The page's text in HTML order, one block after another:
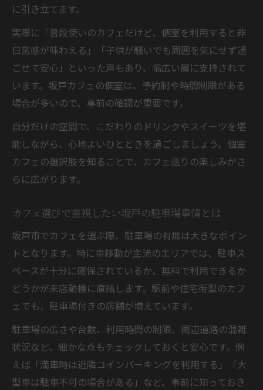
に引き立てます。
実際に「普段使いのカフェだけど、個室を利用すると非
日常感が味わえる」「子供が騒いでも周囲を気にせず過
ごせて安心」といった声もあり、幅広い層に支持されて
います。坂戸カフェの個室は、予約制や時間制限がある
場合が多いので、事前の確認が重要です。
自分だけの空間で、こだわりのドリンクやスイーツを堪
能しながら、心地よいひとときを過ごしましょう。個室
カフェの選択肢を知ることで、カフェ巡りの楽しみがさ
らに広がります。
カフェ選びで重視したい坂戸の駐車場事情とは
坂戸市でカフェを選ぶ際、駐車場の有無は大きなポイン
トとなります。特に車移動が主流のエリアでは、駐車ス
ペースが十分に確保されているか、無料で利用できるか
どうかが来店動機に直結します。駅前や住宅街型のカフ
ェでも、駐車場付きの店舗が増えています。
駐車場の広さや台数、利用時間の制限、周辺道路の混雑
状況など、細かな点もチェックしておくと安心です。例
えば「満車時は近隣コインパーキングを利用する」「大
型車は駐車不可の場合がある」など、事前に知っておき